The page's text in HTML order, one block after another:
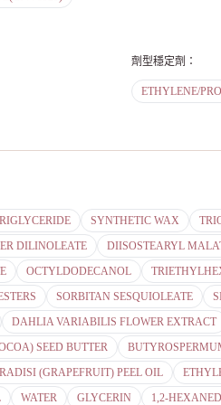
劑型穩定劑 ：
ETHYLENE/
SYNTHETIC WAX
DILINOLEATE
DIISOSTEARYL
OCTYLDODECANOL
SORBITAN SESQUIOLEATE
DAHLIA VARIABILIS FLOWER EXTRACT
SEED BUTTER
(GRAPEFRUIT) PEEL OIL
WATER GLYCERIN 1,2-